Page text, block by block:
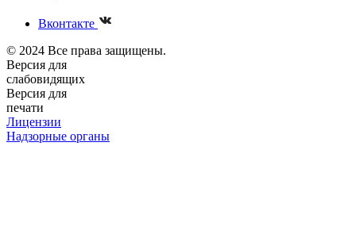
Вконтакте
© 2024 Все права защищены.
Версия для
слабовидящих
Версия для
печати
Лицензии
Надзорные органы